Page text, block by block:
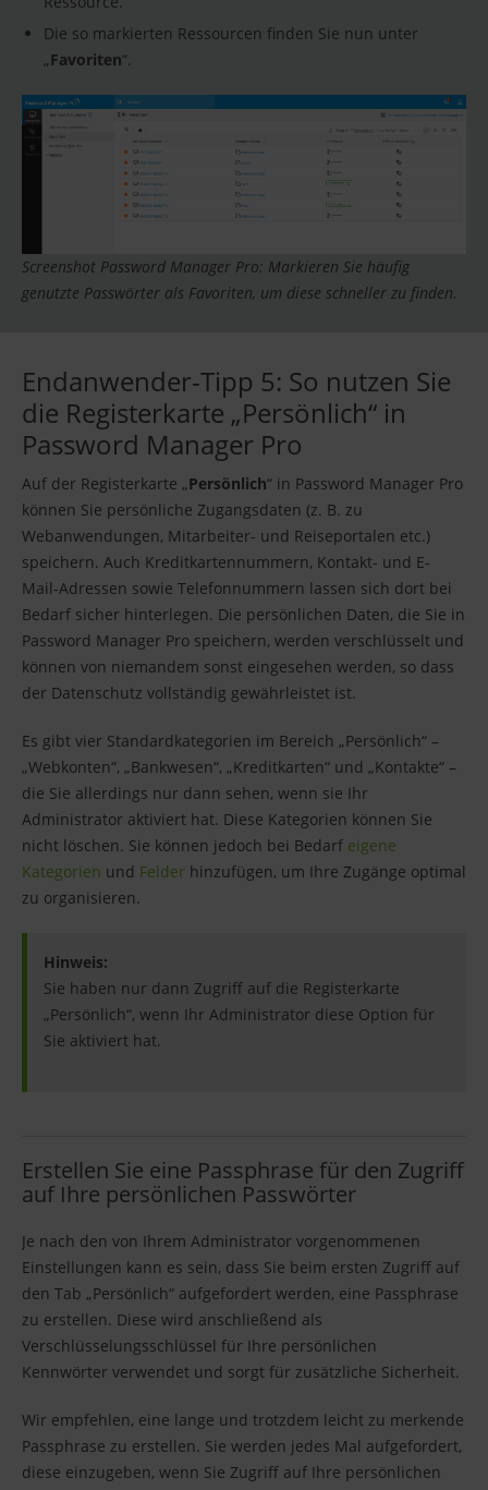
Die so markierten Ressourcen finden Sie nun unter
„Favoriten“.
Screenshot Password Manager Pro: Markieren Sie häufig
genutzte Passwörter als Favoriten, um diese schneller zu finden.
Endanwender-Tipp 5: So nutzen Sie
die Registerkarte „Persönlich“ in
Password Manager Pro
Auf der Registerkarte „Persönlich“ in Password Manager Pro
können Sie persönliche Zugangsdaten (z. B. zu
Webanwendungen, Mitarbeiter- und Reiseportalen etc.)
speichern. Auch Kreditkartennummern, Kontakt- und E-
Mail-Adressen sowie Telefonnummern lassen sich dort bei
Bedarf sicher hinterlegen. Die persönlichen Daten, die Sie in
Password Manager Pro speichern, werden verschlüsselt und
können von niemandem sonst eingesehen werden, so dass
der Datenschutz vollständig gewährleistet ist.
Es gibt vier Standardkategorien im Bereich „Persönlich“ –
„Webkonten“, „Bankwesen“, „Kreditkarten“ und „Kontakte“ –
die Sie allerdings nur dann sehen, wenn sie Ihr
Administrator aktiviert hat. Diese Kategorien können Sie
nicht löschen. Sie können jedoch bei Bedarf eigene
Kategorien und Felder hinzufügen, um Ihre Zugänge optimal
zu organisieren.
Hinweis:
Sie haben nur dann Zugriff auf die Registerkarte
„Persönlich“, wenn Ihr Administrator diese Option für
Sie aktiviert hat.
Erstellen Sie eine Passphrase für den Zugriff
auf Ihre persönlichen Passwörter
Je nach den von Ihrem Administrator vorgenommenen
Einstellungen kann es sein, dass Sie beim ersten Zugriff auf
den Tab „Persönlich“ aufgefordert werden, eine Passphrase
zu erstellen. Diese wird anschließend als
Verschlüsselungsschlüssel für Ihre persönlichen
Kennwörter verwendet und sorgt für zusätzliche Sicherheit.
Wir empfehlen, eine lange und trotzdem leicht zu merkende
Passphrase zu erstellen. Sie werden jedes Mal aufgefordert,
diese einzugeben, wenn Sie Zugriff auf Ihre persönlichen